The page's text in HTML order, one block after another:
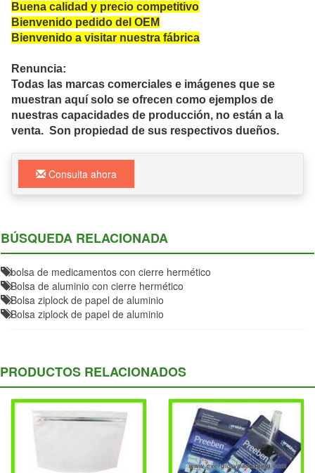
Buena calidad y precio competitivo
Bienvenido pedido del OEM
Bienvenido a visitar nuestra fábrica
Renuncia:
Todas las marcas comerciales e imágenes que se
muestran aquí solo se ofrecen como ejemplos de
nuestras capacidades de producción, no están a la
venta. Son propiedad de sus respectivos dueños.
Consulta ahora
BÚSQUEDA RELACIONADA
bolsa de medicamentos con cierre hermético
Bolsa de aluminio con cierre hermético
Bolsa ziplock de papel de aluminio
Bolsa ziplock de papel de aluminio
PRODUCTOS RELACIONADOS